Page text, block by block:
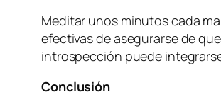
Meditar unos minutos cada
efectivas de asegurarse de
introspección puede
Conclusión